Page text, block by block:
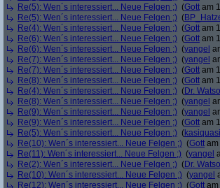
Re(5): Wen´s interessiert... Neue Felgen ;) (Gott am
Re(5): Wen´s interessiert... Neue Felgen ;) (
Re(4): Wen´s interessiert... Neue Felgen ;) (Gott am
Re(6): Wen´s interessiert... Neue Felgen ;) (Gott am
Re(6): Wen´s interessiert... Neue Felgen ;) (yangel
Re(7): Wen´s interessiert... Neue Felgen ;) (yangel
Re(7): Wen´s interessiert... Neue Felgen ;) (Gott am
Re(8): Wen´s interessiert... Neue Felgen ;) (Gott am
Re(4): Wen´s interessiert... Neue Felgen ;) (Dr.
Re(8): Wen´s interessiert... Neue Felgen ;) (yangel
Re(9): Wen´s interessiert... Neue Felgen ;) (yangel
Re(9): Wen´s interessiert... Neue Felgen ;) (Gott am
Re(5): Wen´s interessiert... Neue Felgen ;) (kasiquasi
Re(10): Wen´s interessiert... Neue Felgen ;) (Gott am
Re(11): Wen´s interessiert... Neue Felgen ;) (yangel
Re(2): Wen´s interessiert... Neue Felgen ;) (Dr.
Re(10): Wen´s interessiert... Neue Felgen ;) (yangel
Re(12): Wen´s interessiert... Neue Felgen ;) (Gott am